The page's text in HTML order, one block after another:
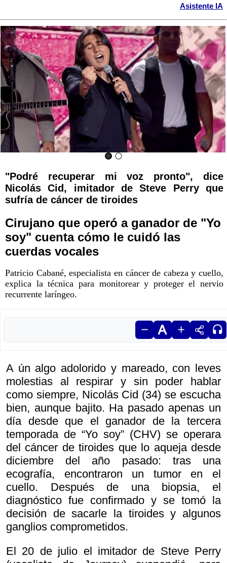
Asistente IA
"Podré recuperar mi voz pronto", dice
Nicolás Cid, imitador de Steve Perry que
sufría de cáncer de tiroides
Cirujano que operó a ganador de "Yo
soy" cuenta cómo le cuidó las
cuerdas vocales
Patricio Cabané, especialista en cáncer de cabeza y cuello,
explica la técnica para monitorear y proteger el nervio
recurrente laríngeo.
A ún algo adolorido y mareado, con leves
molestias al respirar y sin poder hablar
como siempre, Nicolás Cid (34) se escucha
bien, aunque bajito. Ha pasado apenas un
día desde que el ganador de la tercera
temporada de “Yo soy” (CHV) se operara
del cáncer de tiroides que lo aqueja desde
diciembre del año pasado: tras una
ecografía, encontraron un tumor en el
cuello. Después de una biopsia, el
diagnóstico fue confirmado y se tomó la
decisión de sacarle la tiroides y algunos
ganglios comprometidos.
El 20 de julio el imitador de Steve Perry